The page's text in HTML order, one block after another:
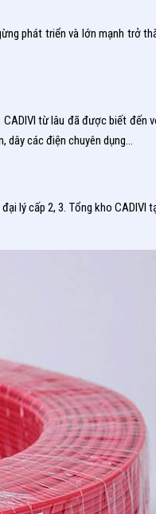
phát triển và lớn mạnh trở
từ lâu đã được biết đến
dây các điện chuyên dụng…
lý cấp 2, 3. Tổng kho CADIVI